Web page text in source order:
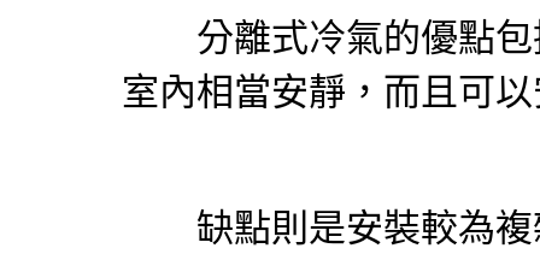
分離式冷氣的優點
室內相當安靜，而且可
缺點則是安裝較為複